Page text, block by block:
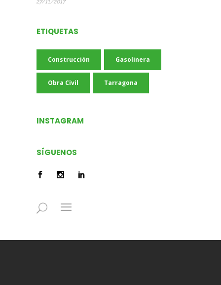
27/11/2017
ETIQUETAS
Construcción Gasolinera
Obra Civil Tarragona
INSTAGRAM
SÍGUENOS